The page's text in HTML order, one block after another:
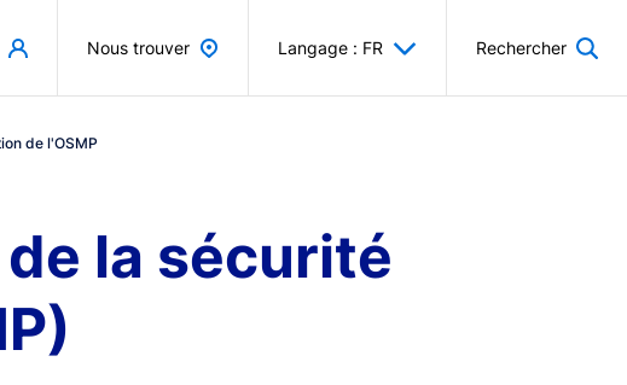
Nous trouver Langage : FR Rechercher
de l'OSMP
la sécurité